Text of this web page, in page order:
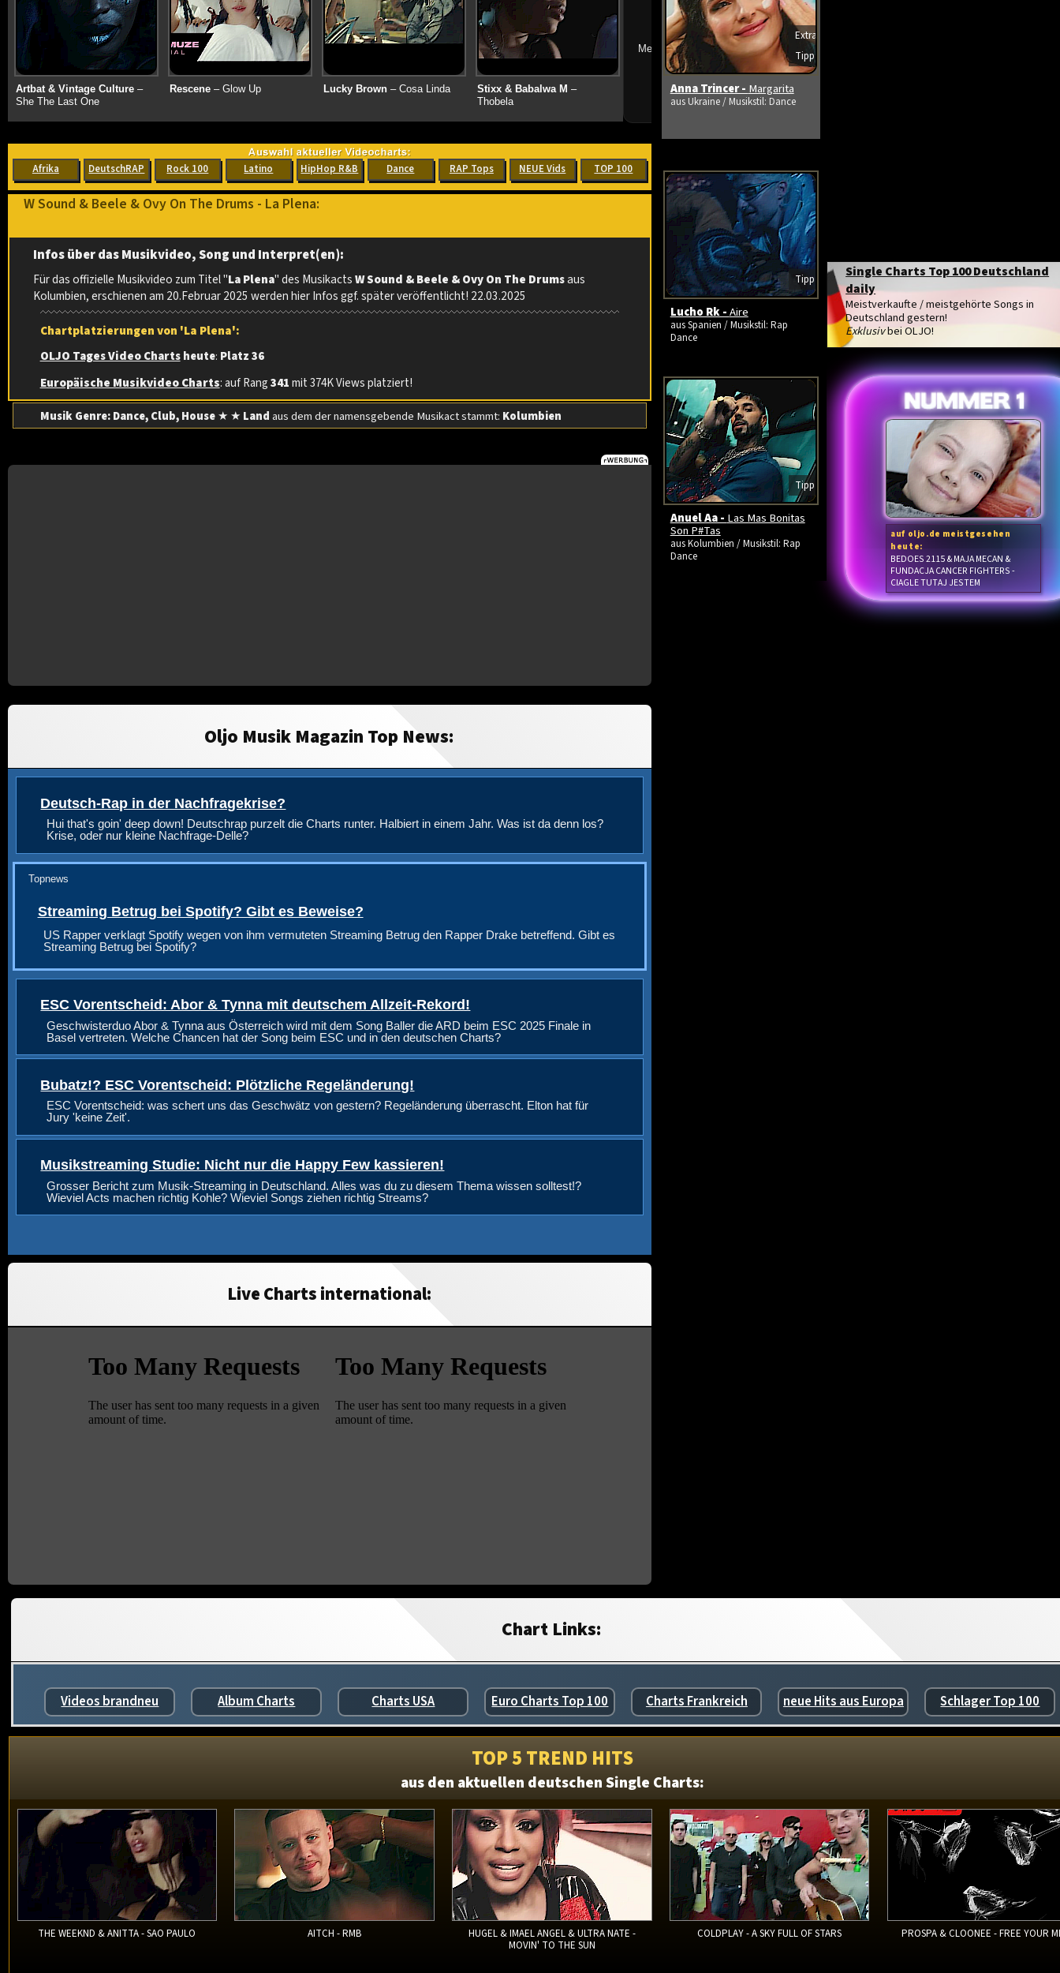
Artbat & Vintage Culture–
She The Last One
Rescene– Glow Up Lucky Brown– Cosa Linda Stixx & Babalwa M –
Thobela
➔
Mehr neue Vids ansehen
Afrika DeutschRAP Rock 100 Latino HipHop R&B Dance RAP Tops NEUE Vids TOP 100
W Sound & Beele & Ovy On The Drums - La Plena:
Infos über das Musikvideo, Song und Interpret(en):
Für das offizielle Musikvideo zum Titel "La Plena" des MusikactsW Sound & Beele & Ovy On The Drumsaus
Kolumbien, erschienen am 20.Februar 2025 werden hier Infos ggf. später veröffentlicht! 22.03.2025
Chartplatzierungen von 'La Plena':
OLJO Tages Video Charts heute: Platz 36
Europäische Musikvideo Charts: auf Rang341mit 374K Views platziert!
Musik Genre: Dance, Club, House★ ★ Landaus dem der namensgebende Musikact stammt: Kolumbien
Oljo Musik Magazin Top News:
Deutsch-Rap in der Nachfragekrise?
Hui that's goin' deep down! Deutschrap purzelt die Charts runter. Halbiert in einem Jahr. Was ist da denn los?
Krise, oder nur kleine Nachfrage-Delle?
Topnews
Streaming Betrug bei Spotify? Gibt es Beweise?
US Rapper verklagt Spotify wegen von ihm vermuteten Streaming Betrug den Rapper Drake betreffend. Gibt es
Streaming Betrug bei Spotify?
ESC Vorentscheid: Abor & Tynna mit deutschem Allzeit-Rekord!
Geschwisterduo Abor & Tynna aus Österreich wird mit dem Song Baller die ARD beim ESC 2025 Finale in
Basel vertreten. Welche Chancen hat der Song beim ESC und in den deutschen Charts?
Bubatz!? ESC Vorentscheid: Plötzliche Regeländerung!
ESC Vorentscheid: was schert uns das Geschwätz von gestern? Regeländerung überrascht. Elton hat für
Jury 'keine Zeit'.
Musikstreaming Studie: Nicht nur die Happy Few kassieren!
Grosser Bericht zum Musik-Streaming in Deutschland. Alles was du zu diesem Thema wissen solltest!?
Wieviel Acts machen richtig Kohle? Wieviel Songs ziehen richtig Streams?
Live Charts international:
Single Charts Top 100 Deutschland
daily
Meistverkaufte / meistgehörte Songs in
Deutschland gestern!
Exklusivbei OLJO!
auf oljo.de meistgesehen
heute:
BEDOES 2115 & MAJA MECAN &
FUNDACJA CANCER FIGHTERS -
CIAGLE TUTAJ JESTEM
Extra
Tipp
Anna Trincer - Margarita
aus Ukraine / Musikstil: Dance
Tipp
Lucho Rk -Aire
aus Spanien / Musikstil: Rap
Dance
Tipp
Anuel Aa - Las Mas Bonitas
Son P#Tas
aus Kolumbien / Musikstil: Rap
Dance
Chart Links:
Videos brandneu Album Charts Charts USA Euro Charts Top 100 Charts Frankreich neue Hits aus Europa Schlager Top 100
TOP 5 TREND HITS
aus den aktuellen deutschen Single Charts:
THE WEEKND & ANITTA - SAO PAULO AITCH - RMB
HUGEL & IMAEL ANGEL & ULTRA NATE -
MOVIN' TO THE SUN
COLDPLAY - A SKY FULL OF STARS PROSPA & CLOONEE - FREE YOUR